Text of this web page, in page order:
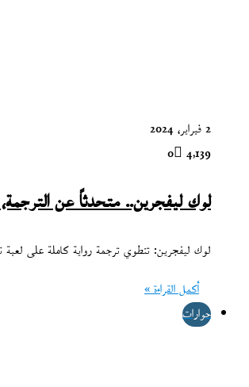
2 فبراير، 2024
0 4٬139
لوك ليفجرين.. متحدثاً عن
لوك ليفجرين: تنطوي ترجمة رواية كاملة على لعبة
أكمل القراءة »
حوارات